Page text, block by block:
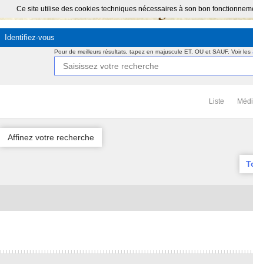
Ce site utilise des cookies techniques nécessaires à son bon
Identifiez-vous
Pour de meilleurs résultats, tapez en majuscule ET, OU et SAUF. Voir les
Liste
Affinez votre recherche